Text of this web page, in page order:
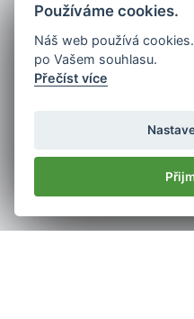
Nejlépe hodnocený
v ČR
Používáme cookies.
Náš web používá
po Vašem souhlasu.
Přečíst více